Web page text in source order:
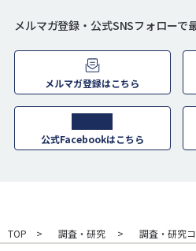
メルマガ登録・公式SNSフォローで
メルマガ登録はこちら
公式Facebookはこちら
TOP 調査・研究 調査・研究